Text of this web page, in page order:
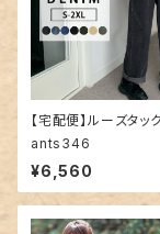
【宅配便】ルーズタッ
ants346
¥6,560